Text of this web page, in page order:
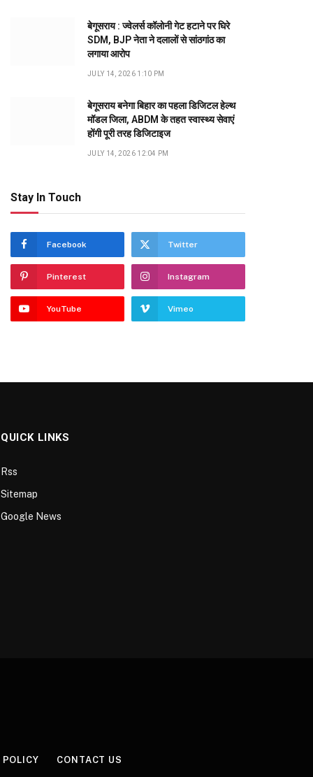
बेगूसराय : ज्वेलर्स कॉलोनी गेट हटाने पर घिरे
SDM, BJP नेता ने दलालों से सांठगांठ का
लगाया आरोप
JULY 14, 2026 1:10 PM
बेगूसराय बनेगा बिहार का पहला डिजिटल हेल्थ
मॉडल जिला, ABDM के तहत स्वास्थ्य सेवाएं
होंगी पूरी तरह डिजिटाइज
JULY 14, 2026 12:04 PM
Stay In Touch
Facebook Twitter
Pinterest Instagram
YouTube Vimeo
QUICK LINKS
Rss
Sitemap
Google News
POLICY CONTACT US